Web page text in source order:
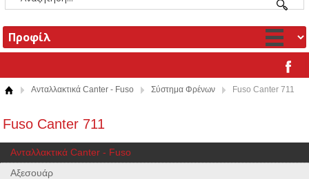
Ανταλλακτικά Canter - Fuso Σύστημα Φρένων Fuso Canter 711
Fuso Canter 711
Ανταλλακτικά Canter - Fuso
Αξεσουάρ